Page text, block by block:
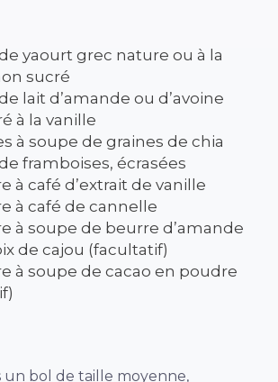
yaourt grec nature ou à la
sucré
lait d’amande ou d’avoine
à la vanille
à soupe de graines de chia
framboises, écrasées
à café d’extrait de vanille
à café de cannelle
à soupe de beurre d’amande
de cajou (facultatif)
à soupe de cacao en poudre
un bol de taille moyenne,